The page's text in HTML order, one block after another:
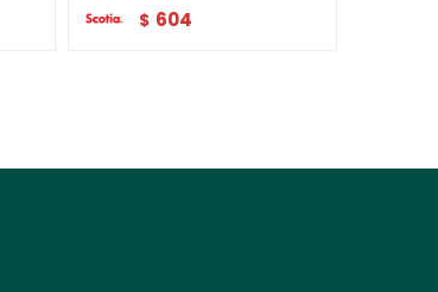
$ 604